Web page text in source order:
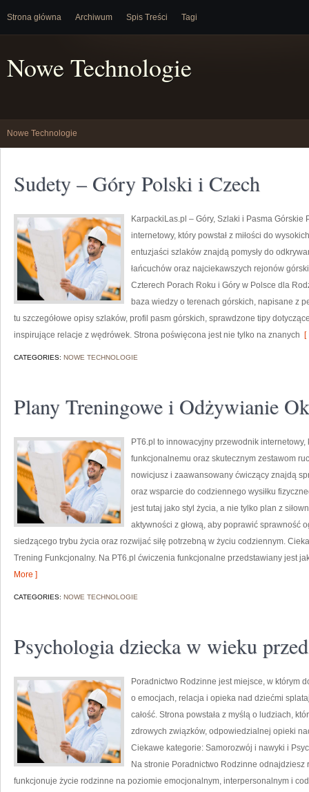
Strona główna Archiwum Spis Treści Tagi
Nowe Technologie
Nowe Technologie
Sudety – Góry Polski i Czech
KarpackiLas.pl – Góry, Szlaki i Pasma
internetowy, który powstał z miłości do
entuzjaści szlaków znajdą pomysły do
łańcuchów oraz najciekawszych rejonów
Czterech Porach Roku i Góry w Polsce dla
baza wiedzy o terenach górskich, napisane z
tu szczegółowe opisy szlaków, profil pasm górskich, sprawdzone tipy
inspirujące relacje z wędrówek. Strona poświęcona jest nie tylko na znanych [
CATEGORIES: NOWE TECHNOLOGIE
Plany Treningowe i Odżywianie
PT6.pl to innowacyjny przewodnik
funkcjonalnemu oraz skutecznym zestawom
nowicjusz i zaawansowany ćwiczący znajdą
oraz wsparcie do codziennego wysiłku
jest tutaj jako styl życia, a nie tylko plan z
aktywności z głową, aby poprawić sprawność
siedzącego trybu życia oraz rozwijać siłę potrzebną w życiu codziennym.
Trening Funkcjonalny. Na PT6.pl ćwiczenia funkcjonalne przedstawiany jest
More ]
CATEGORIES: NOWE TECHNOLOGIE
Psychologia dziecka w wieku
Poradnictwo Rodzinne jest miejsce, w którym
o emocjach, relacja i opieka nad dziećmi
całość. Strona powstała z myślą o ludziach,
zdrowych związków, odpowiedzialnej opieki
Ciekawe kategorie: Samorozwój i nawyki i
Na stronie Poradnictwo Rodzinne
funkcjonuje życie rodzinne na poziomie emocjonalnym, interpersonalnym i